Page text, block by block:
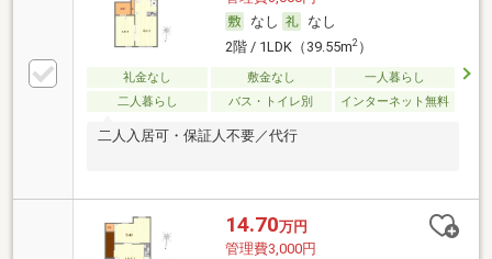
なし
なし
2階 / 1LDK（39.55m2）
礼金なし 敷金なし
一人暮らし
二人暮らし
バス・トイレ別 インターネット無料
二人入居可・保証人不要／代行
14.70万円
管理費3,000円